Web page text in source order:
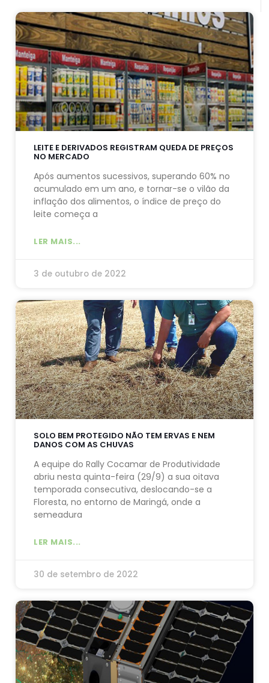
LEITE E DERIVADOS REGISTRAM QUEDA DE PREÇOS
NO MERCADO
Após aumentos sucessivos, superando 60% no
acumulado em um ano, e tornar-se o vilão da
inflação dos alimentos, o índice de preço do
leite começa a
LER MAIS...
3 de outubro de 2022
SOLO BEM PROTEGIDO NÃO TEM ERVAS E NEM
DANOS COM AS CHUVAS
A equipe do Rally Cocamar de Produtividade
abriu nesta quinta-feira (29/9) a sua oitava
temporada consecutiva, deslocando-se a
Floresta, no entorno de Maringá, onde a
semeadura
LER MAIS...
30 de setembro de 2022